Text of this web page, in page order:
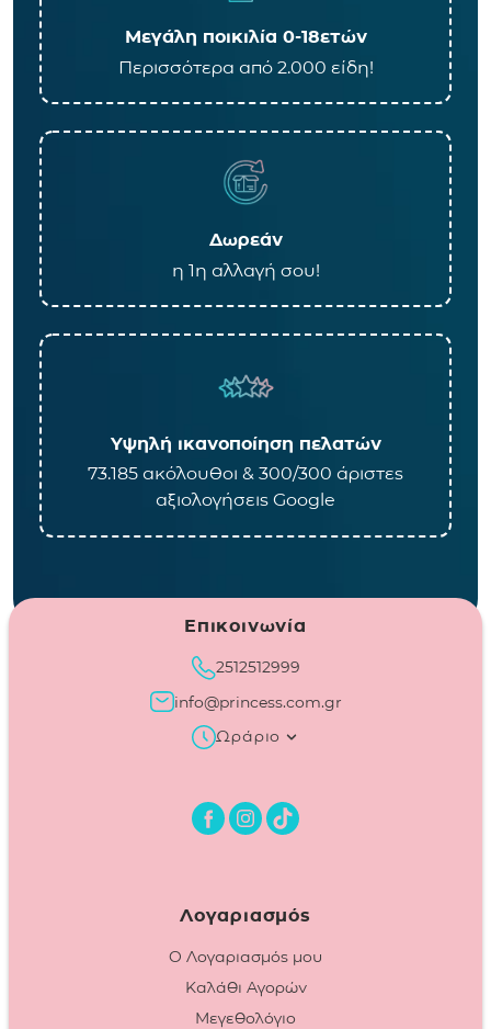
Μεγάλη ποικιλία 0-18ετών
Περισσότερα από 2.000 είδη!
Δωρεάν
η 1η αλλαγή σου!
Υψηλή ικανοποίηση πελατών
73.185 ακόλουθοι & 300/300 άριστες
αξιολογήσεις Google
Επικοινωνία
2512512999
info@princess.com.gr
Ωράριο
Λογαριασμός
Ο Λογαριασμός μου
Καλάθι Αγορών
Μεγεθολόγιο